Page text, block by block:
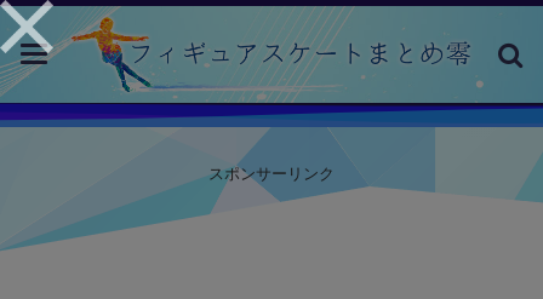
toggle
navigation
スポンサーリンク